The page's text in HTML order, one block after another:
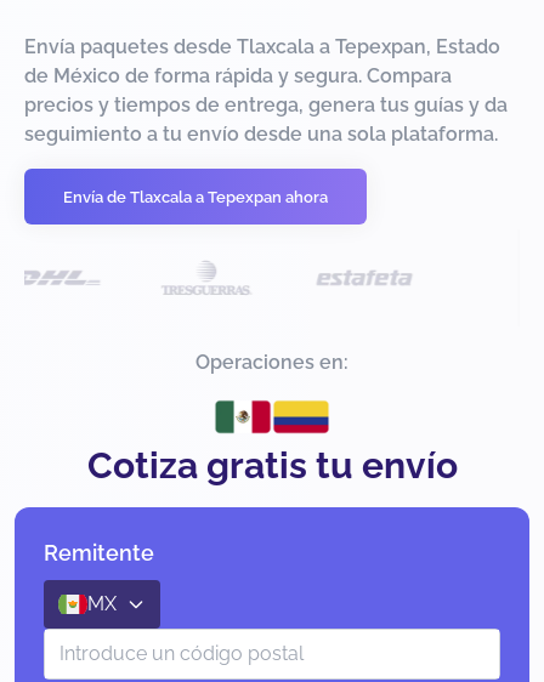
Envía paquetes desde Tlaxcala a Tepexpan, Estado
de México de forma rápida y segura. Compara
precios y tiempos de entrega, genera tus guías y da
seguimiento a tu envío desde una sola plataforma.
Envía de Tlaxcala a Tepexpan ahora
Operaciones en:
Cotiza gratis tu envío
Remitente
MX